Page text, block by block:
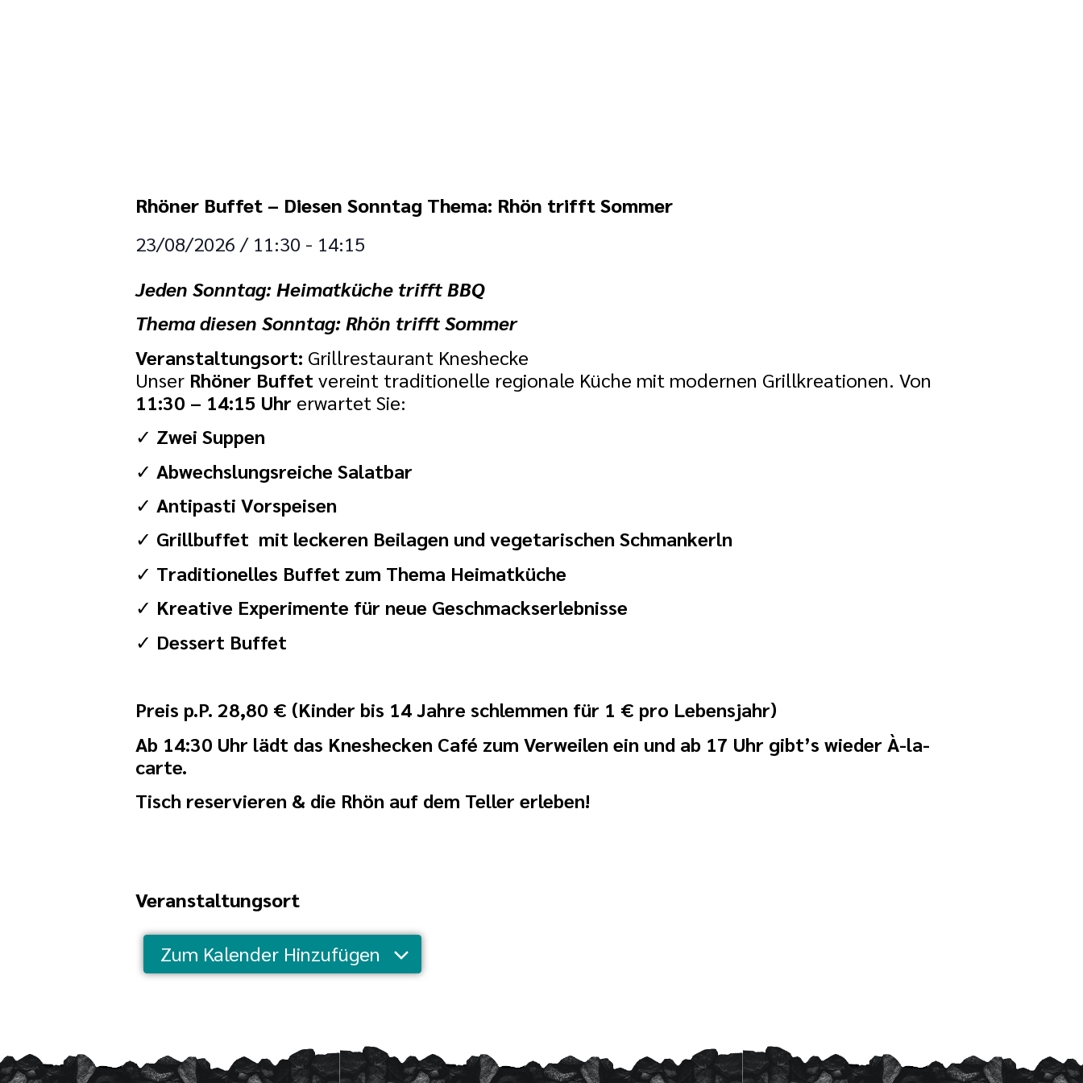
Rhöner Buffet – Diesen Sonntag Thema: Rhön trifft Sommer
23/08/2026 / 11:30 - 14:15
Jeden Sonntag: Heimatküche trifft BBQ
Thema diesen Sonntag: Rhön trifft Sommer
Veranstaltungsort: Grillrestaurant Kneshecke
Unser Rhöner Buffet vereint traditionelle regionale Küche mit modernen Grillkreationen. Von
11:30 – 14:15 Uhr erwartet Sie:
✓ Zwei Suppen
✓ Abwechslungsreiche Salatbar
✓ Antipasti Vorspeisen
✓ Grillbuffet mit leckeren Beilagen und vegetarischen Schmankerln
✓ Traditionelles Buffet zum Thema Heimatküche
✓ Kreative Experimente für neue Geschmackserlebnisse
✓ Dessert Buffet
Preis p.P. 28,80 € (Kinder bis 14 Jahre schlemmen für 1 € pro Lebensjahr)
Ab 14:30 Uhr lädt das Kneshecken Café zum Verweilen ein und ab 17 Uhr gibt’s wieder À-la-
carte.
Tisch reservieren & die Rhön auf dem Teller erleben!
Veranstaltungsort
Zum Kalender Hinzufügen